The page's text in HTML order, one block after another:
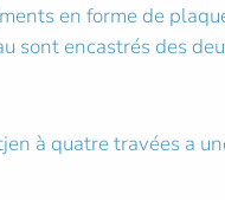
en forme de
sont encastrés des
à quatre travées a